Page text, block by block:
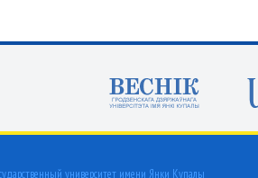
университет имени Янки Купалы